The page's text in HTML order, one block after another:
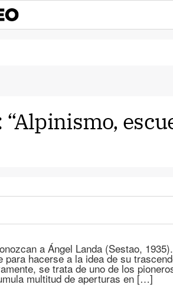
a Ángel Landa (Sestao,
hacerse a la idea de su
se trata de uno de los
multitud de aperturas en […]